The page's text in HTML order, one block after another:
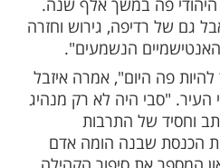
"זוהי גאווה
המתקיימים
המשיגה את מטרתה.
כדי להכיר ולחזות
בעיר שבה הרדיפה
שמחים לתקן